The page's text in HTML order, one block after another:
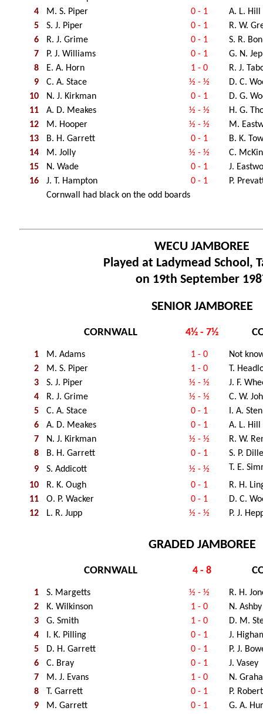
4
M. S. Piper 0 - 1
A. L. Hill
5
S. J. Piper 0 - 1
R. W.
6
R. J. Grime 0 - 1
S. R.
7
P. J. Williams 0 - 1
G. N.
8
E. A. Horn 1 - 0
R. J.
9
C. A. Stace ½ - ½
D. C.
10
N. J. Kirkman 0 - 1
D. G.
11
A. D. Meakes ½ - ½
H. G.
12
M. Hooper ½ - ½
M.
13
B. H. Garrett 0 - 1
B. K.
14
M. Jolly ½ - ½
C.
15
N. Wade 0 - 1
J.
16
J. T. Hampton 0 - 1
P.
Cornwall had black on the odd boards
WECU JAMBOREE
Played at Ladymead School,
on 19th September
SENIOR JAMBOREE
CORNWALL 4½ - 7½
1 M. Adams 1 - 0
Not
2
M. S. Piper 1 - 0
T.
3
S. J. Piper ½ - ½
J. F.
4
R. J. Grime ½ - ½
C. W.
5
C. A. Stace 0 - 1
I. A.
6
A. D. Meakes 0 - 1
A. L. Hill
7
N. J. Kirkman ½ - ½
R. W.
8
B. H. Garrett 0 - 1
S. P.
9
S. Addicott ½ - ½
T. E.
10
R. K. Ough 0 - 1
R. H.
11
O. P. Wacker 0 - 1
D. C.
12
L. R. Jupp ½ - ½ P. J.
GRADED JAMBOREE
CORNWALL 4 - 8
1 S. Margetts ½ - ½
R. H.
2
K. Wilkinson 1 - 0
N. Ashby
3
G. Smith 1 - 0
D. M.
4
I. K. Pilling 0 - 1
J.
5
D. H. Garrett 0 - 1
P. J.
6
C. Bray 0 - 1
J. Vasey
7
M. J. Evans 1 - 0
N.
8
T. Garrett 0 - 1
P.
9
M. Garrett 0 - 1
G. A.